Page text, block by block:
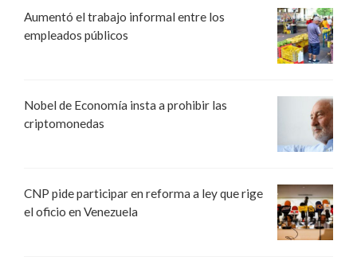
Aumentó el trabajo informal entre los
empleados públicos
Nobel de Economía insta a prohibir las
criptomonedas
CNP pide participar en reforma a ley que rige
el oficio en Venezuela